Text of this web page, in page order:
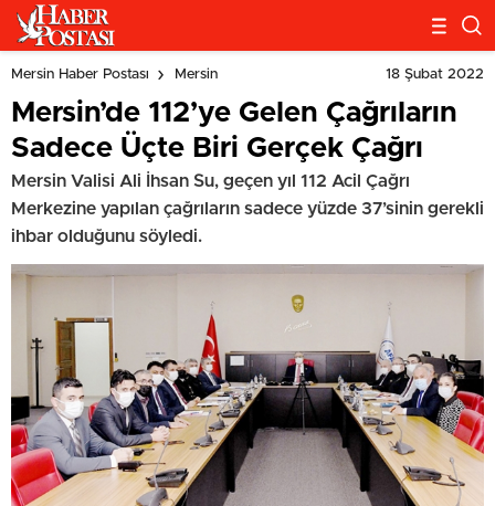
Mersin Haber Postası Mersin 18 Şubat 2022
Mersin’de 112’ye Gelen Çağrıların
Sadece Üçte Biri Gerçek Çağrı
Mersin Valisi Ali İhsan Su, geçen yıl 112 Acil Çağrı
Merkezine yapılan çağrıların sadece yüzde 37’sinin gerekli
ihbar olduğunu söyledi.